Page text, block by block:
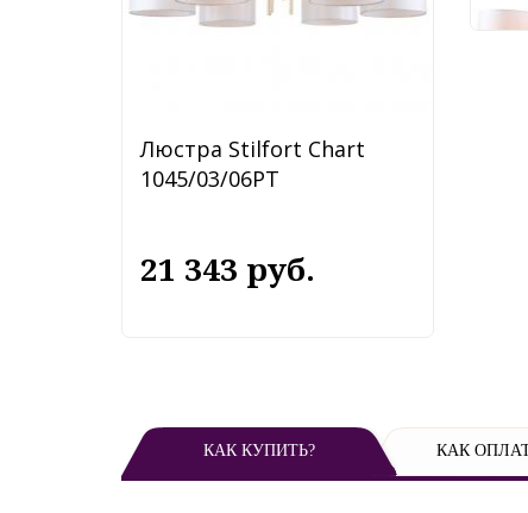
Люстра Stilfort Chart
1045/03/06PT
21 343 руб.
КАК КУПИТЬ? КАК